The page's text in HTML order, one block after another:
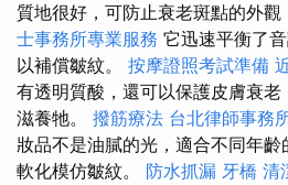
質地很好，可防止衰老斑點的外觀
士事務所專業服務 它迅速平衡了
以補償皺紋。 按摩證照考試準備
有透明質酸，還可以保護皮膚衰
滋養牠。 撥筋療法 台北律師事務
妝品不是油膩的光，適合不同年
軟化模仿皺紋。 防水抓漏 牙橋 清